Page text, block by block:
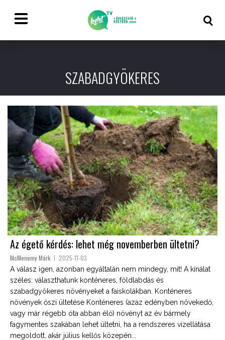
SZABADGYÖKERES
Az égető kérdés: lehet még novemberben ültetni?
McMenemy Márk 2025-11-03
A válasz igen, azonban egyáltalán nem mindegy, mit! A kínálat
széles: választhatunk konténeres, földlabdás és
szabadgyökeres növényeket a faiskolákban. Konténeres
növények őszi ültetése Konténeres (azaz edényben növekedő,
vagy már régebb óta abban élő) növényt az év bármely
fagymentes szakában lehet ültetni, ha a rendszeres vízellátása
megoldott, akár július kellős közepén...